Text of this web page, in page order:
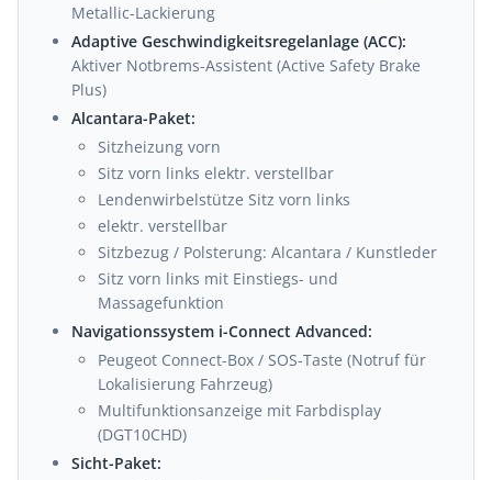
Metallic-Lackierung
Adaptive Geschwindigkeitsregelanlage (ACC):
Aktiver Notbrems-Assistent (Active Safety Brake
Plus)
Alcantara-Paket:
Sitzheizung vorn
Sitz vorn links elektr. verstellbar
Lendenwirbelstütze Sitz vorn links
elektr. verstellbar
Sitzbezug / Polsterung: Alcantara / Kunstleder
Sitz vorn links mit Einstiegs- und
Massagefunktion
Navigationssystem i-Connect Advanced:
Peugeot Connect-Box / SOS-Taste (Notruf für
Lokalisierung Fahrzeug)
Multifunktionsanzeige mit Farbdisplay
(DGT10CHD)
Sicht-Paket: